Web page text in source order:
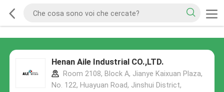
Henan Aile Industrial CO.,LTD.
Room 2108, Block A, Jianye Kaixuan Plaza,
No. 122, Huayuan Road, Jinshui District,